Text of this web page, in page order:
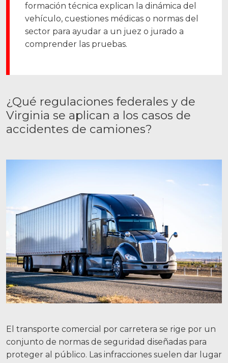
formación técnica explican la dinámica del
vehículo, cuestiones médicas o normas del
sector para ayudar a un juez o jurado a
comprender las pruebas.
¿Qué regulaciones federales y de
Virginia se aplican a los casos de
accidentes de camiones?
El transporte comercial por carretera se rige por un
conjunto de normas de seguridad diseñadas para
proteger al público. Las infracciones suelen dar lugar